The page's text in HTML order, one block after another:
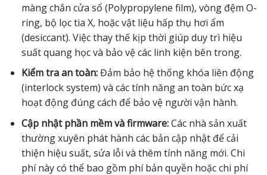
màng chắn cửa sổ (Polypropylene film), vòng đệm O-
ring, bộ lọc tia X, hoặc vật liệu hấp thụ hơi ẩm
(desiccant). Việc thay thế kịp thời giúp duy trì hiệu
suất quang học và bảo vệ các linh kiện bên trong.
Kiểm tra an toàn:Đảm bảo hệ thống khóa liên động
(interlock system) và các tính năng an toàn bức xạ
hoạt động đúng cách để bảo vệ người vận hành.
Cập nhật phần mềm và firmware:Các nhà sản xuất
thường xuyên phát hành các bản cập nhật để cải
thiện hiệu suất, sửa lỗi và thêm tính năng mới. Chi
phí này có thể bao gồm phí bản quyền hoặc chi phí